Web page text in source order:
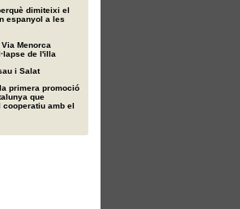
dimiteixi el
espanyol a les
Menorca
de l'illa
i Salat
primera promoció
que
cooperatiu amb el